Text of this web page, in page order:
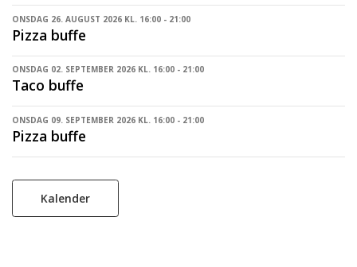
ONSDAG 26. AUGUST 2026 KL. 16:00 - 21:00
Pizza buffe
ONSDAG 02. SEPTEMBER 2026 KL. 16:00 - 21:00
Taco buffe
ONSDAG 09. SEPTEMBER 2026 KL. 16:00 - 21:00
Pizza buffe
Kalender